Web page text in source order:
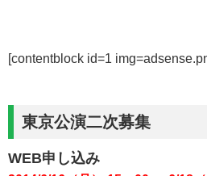
[contentblock id=1
東京公演二次募集
WEB申し込み